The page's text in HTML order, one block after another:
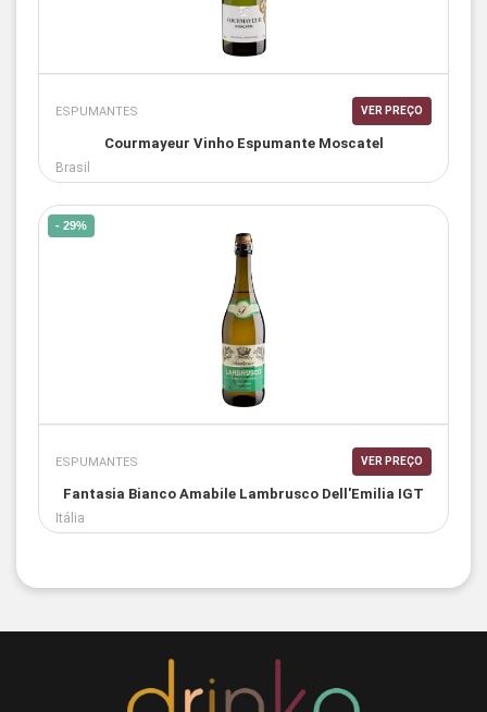
ESPUMANTES VER PREÇO
Courmayeur Vinho Espumante Moscatel
Brasil
- 29%
ESPUMANTES VER PREÇO
Fantasia Bianco Amabile Lambrusco Dell'Emilia IGT
Itália